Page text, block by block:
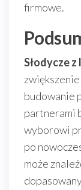
firmowe.
Słodycze
budowanie
partnerami
wyborowi
po
może